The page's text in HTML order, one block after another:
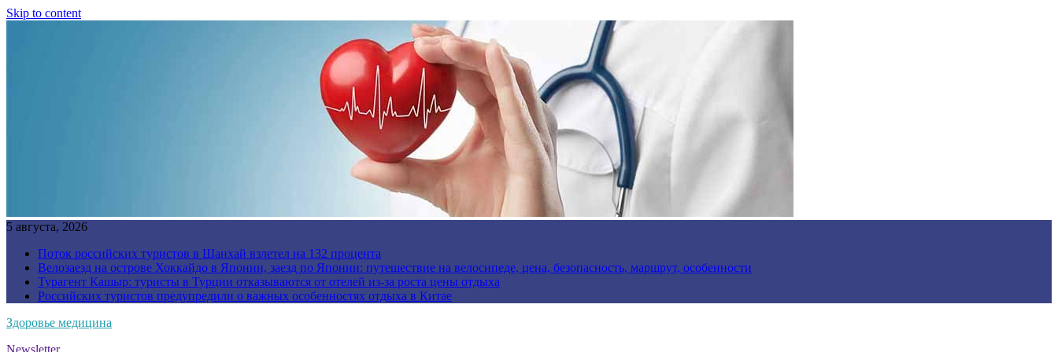
Skip to content
5 августа, 2026
Поток российских туристов в Шанхай взлетел на 132 процента
Велозаезд на острове Хоккайдо в Японии, заезд по Японии: путешествие на велосипеде, цена, безопасность, маршрут, особенности
Турагент Кашыр: туристы в Турции отказываются от отелей из-за роста цены отдыха
Российских туристов предупредили о важных особенностях отдыха в Китае
Здоровье медицина
Newsletter